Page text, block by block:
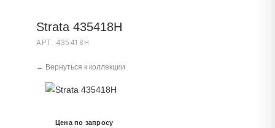
Strata 435418H
АРТ. 435418H
← Вернуться к коллекции
Цена по запросу